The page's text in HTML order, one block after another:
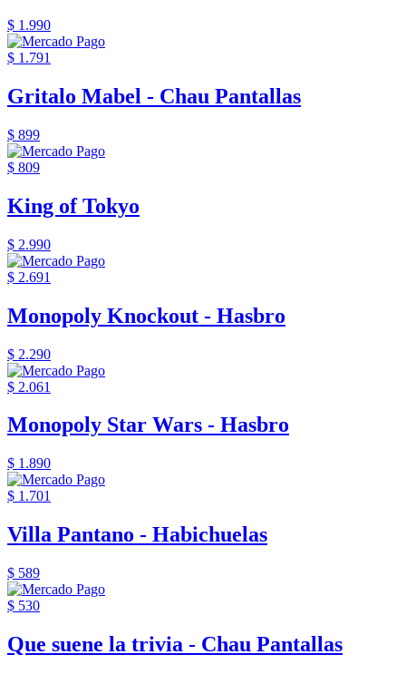
$ 1.990
$ 1.791
Gritalo Mabel - Chau Pantallas
$ 899
$ 809
King of Tokyo
$ 2.990
$ 2.691
Monopoly Knockout - Hasbro
$ 2.290
$ 2.061
Monopoly Star Wars - Hasbro
$ 1.890
$ 1.701
Villa Pantano - Habichuelas
$ 589
$ 530
Que suene la trivia - Chau Pantallas